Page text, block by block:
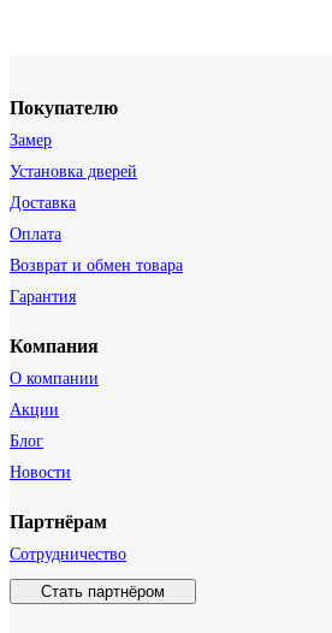
Покупателю
Замер
Установка дверей
Доставка
Оплата
Возврат и обмен товара
Гарантия
Компания
О компании
Акции
Блог
Новости
Партнёрам
Сотрудничество
Стать партнёром